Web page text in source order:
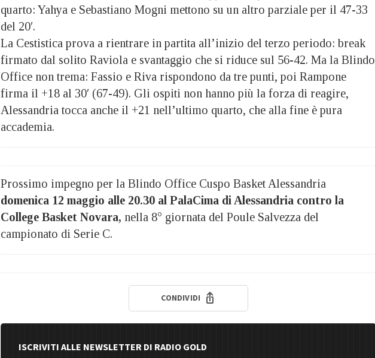
quarto: Yahya e Sebastiano Mogni mettono su un altro parziale per il 47-33
del 20′.
La Cestistica prova a rientrare in partita all’inizio del terzo periodo: break
firmato dal solito Raviola e svantaggio che si riduce sul 56-42. Ma la Blindo
Office non trema: Fassio e Riva rispondono da tre punti, poi Rampone
firma il +18 al 30′ (67-49). Gli ospiti non hanno più la forza di reagire,
Alessandria tocca anche il +21 nell’ultimo quarto, che alla fine è pura
accademia.
Prossimo impegno per la Blindo Office Cuspo Basket Alessandria
domenica 12 maggio alle 20.30 al PalaCima di Alessandria contro la
College Basket Novara, nella 8° giornata del Poule Salvezza del
campionato di Serie C.
CONDIVIDI
ISCRIVITI ALLE NEWSLETTER DI RADIO GOLD